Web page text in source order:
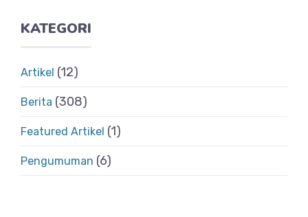
KATEGORI
Artikel (12)
Berita (308)
Featured Artikel (1)
Pengumuman (6)